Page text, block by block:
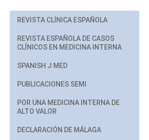
REVISTA CLÍNICA ESPAÑOLA
REVISTA ESPAÑOLA DE CASOS
CLÍNICOS EN MEDICINA INTERNA
SPANISH J MED
PUBLICACIONES SEMI
POR UNA MEDICINA INTERNA DE
ALTO VALOR
DECLARACIÓN DE MÁLAGA